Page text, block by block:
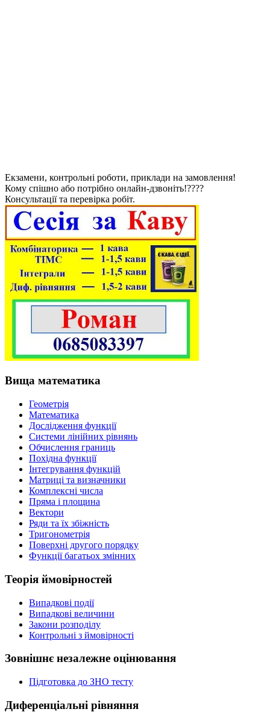
Екзамени, контрольні роботи, приклади на замовлення!
Кому спішно або потрібно онлайн-дзвоніть!????
Консультації та перевірка робіт.
Вища математика
Геометрія
Математика
Дослідження функції
Системи лінійних рівнянь
Обчислення границь
Похідна функції
Інтегрування функцій
Матриці та визначники
Комплексні числа
Пряма і площина
Вектори
Ряди та їх збіжність
Тригонометрія
Поверхні другого порядку
Функції багатьох змінних
Теорія ймовірностей
Випадкові події
Випадкові величини
Закони розподілу
Контрольні з ймовірності
Зовнішнє незалежне оцінювання
Підготовка до ЗНО тесту
Диференціальні рівняння